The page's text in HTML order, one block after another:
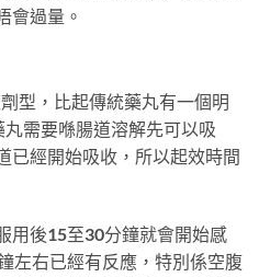
會過量。
型，比起傳統藥丸有一個明
需要喺腸道溶解先可以吸
已經開始吸收，所以起效時間
用後15至30分鐘就會開始感
左右已經有反應，特別係空腹